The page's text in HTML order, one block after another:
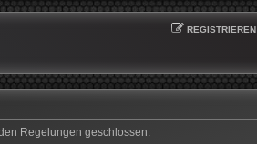
REGISTRIEREN
Regelungen geschlossen: